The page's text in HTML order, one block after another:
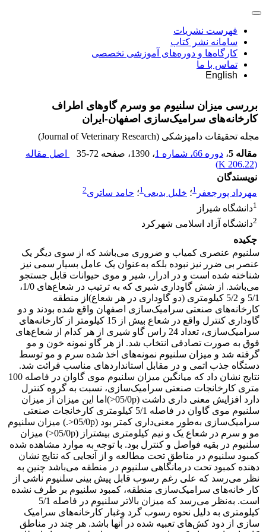
فهرست نشریات
سامانه نشر کتاب
کارگاه‌ها و دوره‌های آموزشی تخصصی
تماس با ما
English
بررسی میزان سلنیوم مو وسرم گاو‌های اطراف
کارخانه‌های سرامیک‌سازی اصفهان‌-‌ایران
مجله تحقیقات دامپزشکی (Journal of Veterinary Research)
مقاله 5
، دوره 66، شماره 1 ، 1390 ، صفحه 35-72
اصل مقاله
(
206.22 K
)
نویسندگان
مهرداد پورجعفر 1؛ خلیل بدیعی1؛ حامد ساتری2
1دانشگاه شیراز
2دانشگاه آزاد اسلامی شهرکرد
چکیده
سلنیوم عنصری کمیاب و ضروری می‌باشد که از سوی دیگر یک
عنصر بی ضرر نیز نبوده بلکه به‌عنوان یک عامل بسیار سمی نیز
شناخته شده است و در ادرار، شیر و موی حیوانات قابل جستجو
می‌باشد. از شش گاوداری شیری که به ترتیب در شعاع‌های 1/0،
5/1 و 5/2 کیلومتری (دو گاوداری در هر شعاع)از منطقه
کارخانه‌های صنعتی سرامیک‌سازی اصفهان واقع شده بودند و دو
گاوداری کنترل واقع در شعاع بیش از 15 کیلومتر از کارخانه‌های
سرامیک‌سازی، تعداد 24 راس گاو شیری از هر کدام از شعاع‌های
فوق به صورت تصادفی انتخاب شد. از هر گاو نمونه خون و مو
گرفته شد و میزان سلنیوم نمونه‌های اخذ شده سرم و مو توسط
دستگاه جذب اتمی و در مقابل استانداردهای مناسب قرائت شد.
نتایج نشان داد که میانگین میزان سلنیوم موی گاوان در فاصله 100
متری کارخانجات صنعتی سرامیک‌سازی، نسبت به گروه کنترل
دارد افزایش معنی داری داشت (05/0p<‌)اما این میزان از میزان
سلنیوم موی گاوان در فاصله 5/1 کیلومتری کارخانجات صنعتی
سرامیک‌سازی به‌طور معنی‌داری کمتر بود (05/0p<‌.) میزان سلنیوم
مو و سرم در شعاع یک و نیم کیلومتری بیشتراز (05/0p<‌)‌ میزان
سلنیوم در بقیه فواصل و کنترل بود. با توجه به موارد مشاهده شده
کمبود سلنیوم در مناطق تحت مطالعه و از آنجایی که نتایج نشان
دهنده کمبود تحت درمانگاهی سلنیوم در منطقه می‌باشد چنین به
نظر می‌رسد که علی رغم رسوب قابل پیش بینی سلنیوم ناشی از
کار خانه‌‌های سرامیک‌سازی منطقه، کمبود سلنیوم بر طرف نشده
است. به‌نظر می‌رسد که میزان بالاتر سلنیوم در فاصله 5/1
کیلومتری به دلیل نحوه رسوب گرد وغبار کارخانه‌های سرامیک
سازی از دود کش‌های تعبیه شده در آنها باشد. هر چند در مناطق